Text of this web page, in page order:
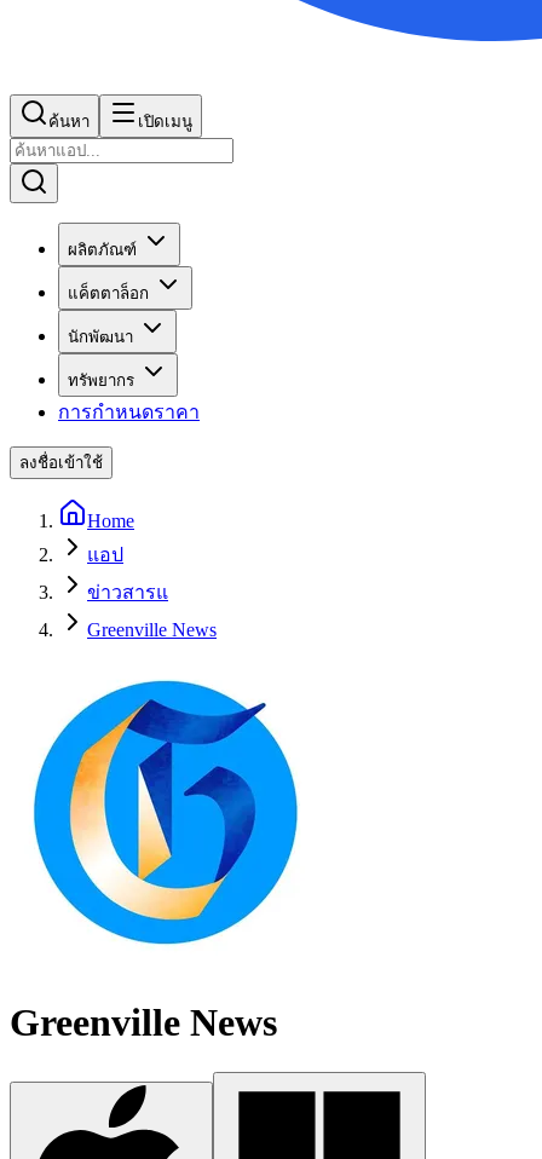
ค้นหา เปิดเมนู
ผลิตภัณฑ์
แค็ตตาล็อก
นักพัฒนา
ทรัพยากร
การกำหนดราคา
ลงชื่อเข้าใช้
Home
แอป
ข่าวสารแ
Greenville News
Greenville News